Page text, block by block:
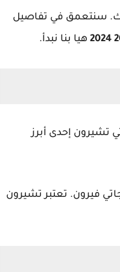
لك. سنتعمق في تفاصيل
هيا بنا نبدأ.
تشيرون إحدى أبرز
فيرون. تعتبر تشيرون